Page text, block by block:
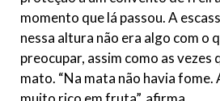
momento que lá passou. A
nessa altura não era algo com o
preocupar, assim como as vezes
mato. “Na mata não havia fome.